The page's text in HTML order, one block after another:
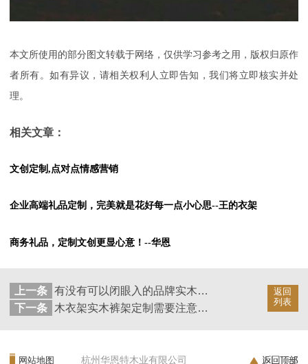
本文所使用的部分图文转载于网络，仅供学习参考之用，版权归原作
者所有。如有异议，请相关权利人立即告知，我们将立即核实并处
理。
相关文章：
文创定制,点对点情感营销
企业高端礼品定制，完美就是花好每一点小心思--王的衣架
商务礼品，定制文创更显心意！--华恩
返回
列表
上一条
有没有可以闭眼入的品牌实木衣帽架？--华恩
下一条
木衣架实木裤架定制需要注意什么？--华恩
网站地图 杭州华恩特木业有限公司